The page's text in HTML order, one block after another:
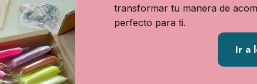
transformar tu manera de
perfecto para ti.
Ir a